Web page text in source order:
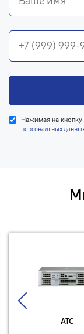
Нажимая на кнопку
персональных
АТС